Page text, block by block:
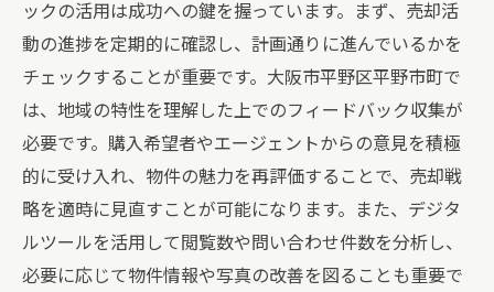
ックの活用は成功への鍵を握っています。まず、売却活
動の進捗を定期的に確認し、計画通りに進んでいるかを
チェックすることが重要です。大阪市平野区平野市町で
は、地域の特性を理解した上でのフィードバック収集が
必要です。購入希望者やエージェントからの意見を積極
的に受け入れ、物件の魅力を再評価することで、売却戦
略を適時に見直すことが可能になります。また、デジタ
ルツールを活用して閲覧数や問い合わせ件数を分析し、
必要に応じて物件情報や写真の改善を図ることも重要で